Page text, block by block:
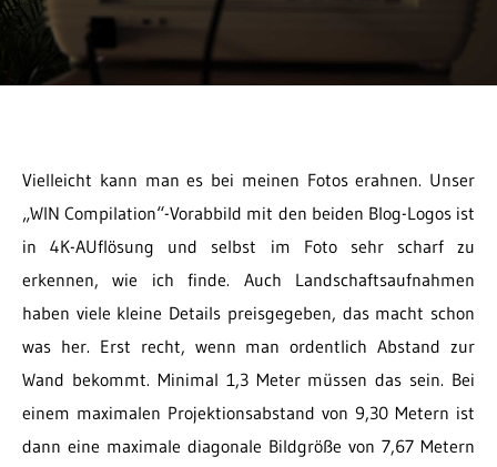
Vielleicht kann man es bei meinen Fotos erahnen. Unser
„WIN Compilation“-Vorabbild mit den beiden Blog-Logos ist
in 4K-AUflösung und selbst im Foto sehr scharf zu
erkennen, wie ich finde. Auch Landschaftsaufnahmen
haben viele kleine Details preisgegeben, das macht schon
was her. Erst recht, wenn man ordentlich Abstand zur
Wand bekommt. Minimal 1,3 Meter müssen das sein. Bei
einem maximalen Projektionsabstand von 9,30 Metern ist
dann eine maximale diagonale Bildgröße von 7,67 Metern